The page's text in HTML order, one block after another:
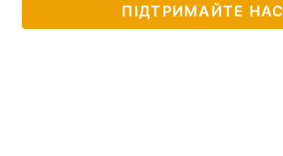
ПІДТРИМАЙТЕ НАС